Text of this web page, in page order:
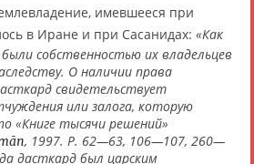
имевшееся при
в Иране и при Сасанидах: «Как
собственностью их владельцев
О наличии права
свидетельствует
или залога, которую
«Книге тысячи решений»
, 1997. P. 62—63, 106—107, 260—
дасткард был царским